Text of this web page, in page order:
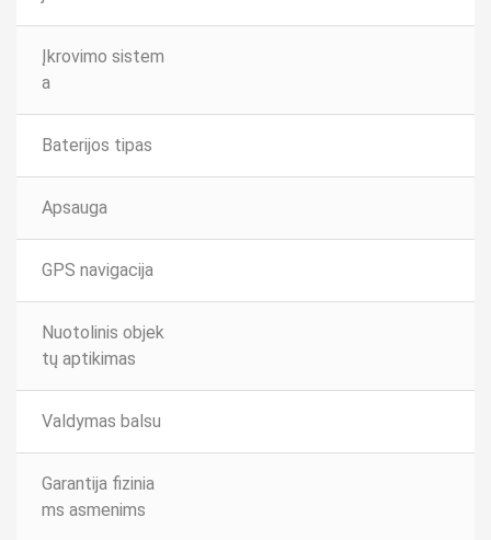
Įkrovimo sistem
a
Baterijos tipas
Apsauga
GPS navigacija
Nuotolinis objek
tų aptikimas
Valdymas balsu
Garantija fizinia
ms asmenims